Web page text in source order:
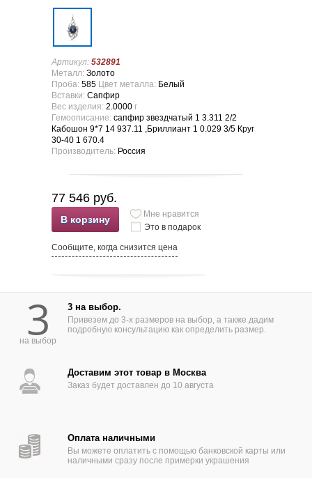
Артикул: 532891
Металл: Золото
Проба: 585 Цвет металла: Белый
Вставки: Сапфир
Вес изделия: 2.0000 г
Гемоописание: сапфир звездчатый 1 3.311 2/2
Кабошон 9*7 14 937.11 ,Бриллиант 1 0.029 3/5 Круг
30-40 1 670.4
Производитель: Россия
77 546 руб.
В корзину
Мне нравится
Это в подарок
Сообщите, когда снизится цена
3
на выбор
3 на выбор.
Привезем до 3-х размеров на выбор, а также дадим
подробную консультацию как определить размер.
Доставим этот товар в Москва
Заказ будет доставлен до 10 августа
Оплата наличными
Вы можете оплатить с помощью банковской карты или
наличными сразу после примерки украшения